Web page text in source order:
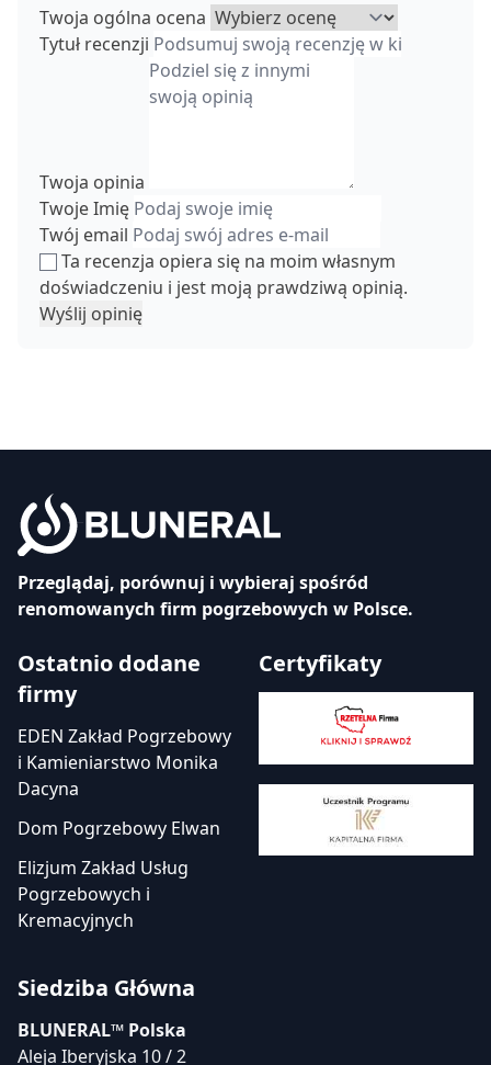
Twoja ogólna ocena
Tytuł recenzji
Twoja opinia
Twoje Imię
Twój email
Ta recenzja opiera się na moim własnym
doświadczeniu i jest moją prawdziwą opinią.
Wyślij opinię
Przeglądaj, porównuj i wybieraj spośród
renomowanych firm pogrzebowych w Polsce.
Ostatnio dodane
firmy
EDEN Zakład Pogrzebowy
i Kamieniarstwo Monika
Dacyna
Dom Pogrzebowy Elwan
Elizjum Zakład Usług
Pogrzebowych i
Kremacyjnych
Certyfikaty
Siedziba Główna
BLUNERAL™ Polska
Aleja Iberyjska 10 / 2